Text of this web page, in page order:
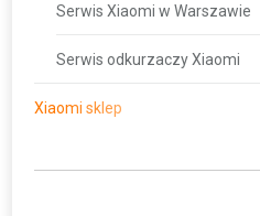
Serwis Xiaomi w Warszawie
Serwis odkurzaczy Xiaomi
Xiaomi sklep